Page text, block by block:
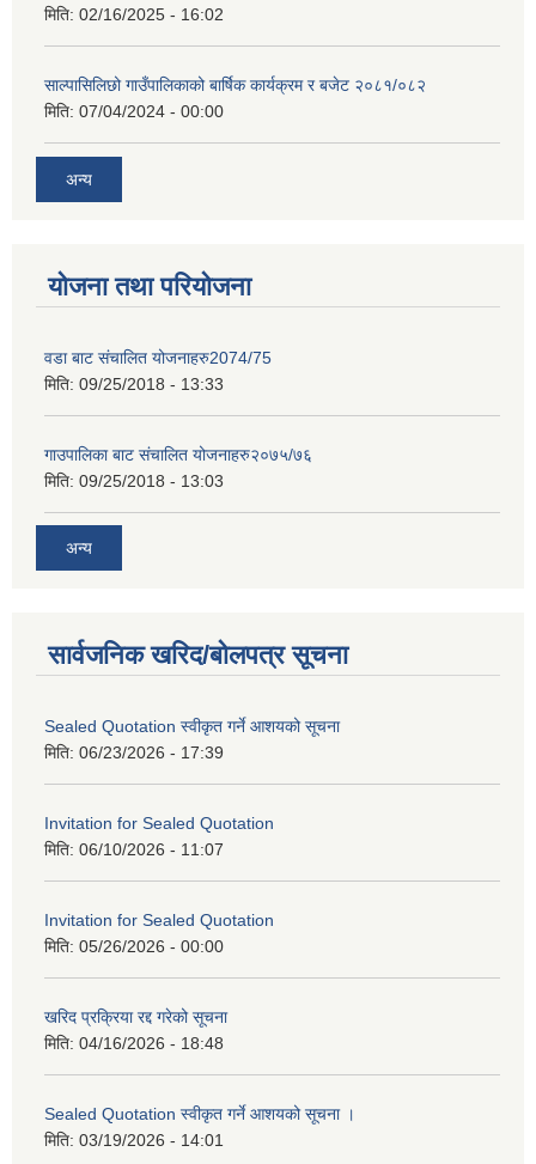
मिति: 02/16/2025 - 16:02
साल्पासिलिछो गाउँपालिकाको बार्षिक कार्यक्रम र बजेट २०८१/०८२
मिति: 07/04/2024 - 00:00
अन्य
योजना तथा परियोजना
वडा बाट संचालित योजनाहरु2074/75
मिति: 09/25/2018 - 13:33
गाउपालिका बाट संचालित योजनाहरु२०७५/७६
मिति: 09/25/2018 - 13:03
अन्य
सार्वजनिक खरिद/बोलपत्र सूचना
Sealed Quotation स्वीकृत गर्ने आशयको सूचना
मिति: 06/23/2026 - 17:39
Invitation for Sealed Quotation
मिति: 06/10/2026 - 11:07
Invitation for Sealed Quotation
मिति: 05/26/2026 - 00:00
खरिद प्रक्रिया रद्द गरेको सूचना
मिति: 04/16/2026 - 18:48
Sealed Quotation स्वीकृत गर्ने आशयको सूचना ।
मिति: 03/19/2026 - 14:01